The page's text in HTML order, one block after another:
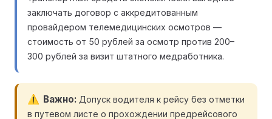
заключать договор с аккредитованным
провайдером телемедицинских осмотров —
стоимость от 50 рублей за осмотр против 200–
300 рублей за визит штатного медработника.
Важно Допуск водителя к рейсу без отметки
в путевом листе о прохождении предрейсового